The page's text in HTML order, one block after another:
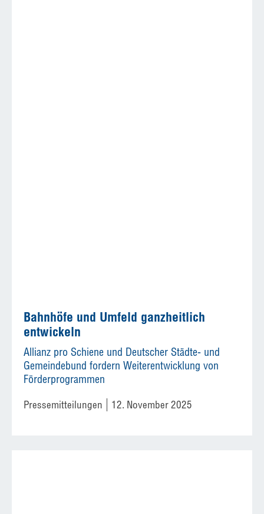
Bahnhöfe und Umfeld ganzheitlich
entwickeln
Allianz pro Schiene und Deutscher Städte- und
Gemeindebund fordern Weiterentwicklung von
Förderprogrammen
Pressemitteilungen 12. November 2025